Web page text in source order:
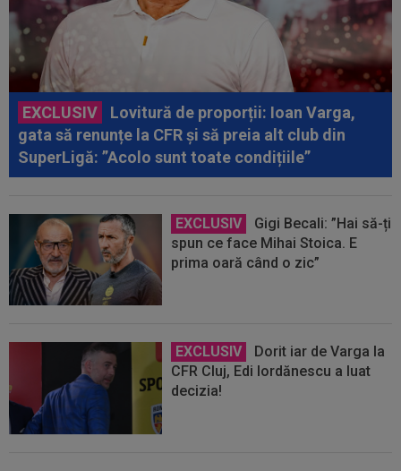
EXCLUSIV
Lovitură de proporții: Ioan Varga,
gata să renunțe la CFR și să preia alt club din
SuperLigă: ”Acolo sunt toate condițiile”
EXCLUSIV
Gigi Becali: ”Hai să-ți
spun ce face Mihai Stoica. E
prima oară când o zic”
EXCLUSIV
Dorit iar de Varga la
CFR Cluj, Edi Iordănescu a luat
decizia!